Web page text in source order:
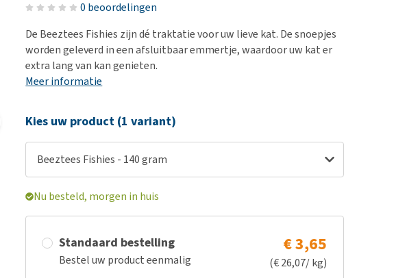
Overgewicht en conditie
Spieren, pezen en botten
Bekijk alles
0 beoordelingen
De Beeztees Fishies zijn dé traktatie voor uw lieve kat. De snoepjes
worden geleverd in een afsluitbaar emmertje, waardoor uw kat er
extra lang van kan genieten.
Meer informatie
Kies uw product (1 variant)
Beeztees Fishies - 140 gram
Nu besteld, morgen in huis
Standaard bestelling
Bestel uw product eenmalig
€ 3,65
(€ 26,07/ kg)